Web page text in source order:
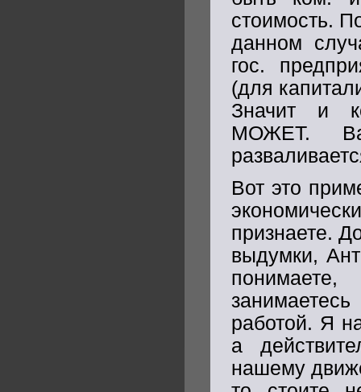
стоимость.
данном
гос.
(для
Значит и
МОЖЕТ.
Вот это
признаете.
выдумки,
работой. Я
а
нашему